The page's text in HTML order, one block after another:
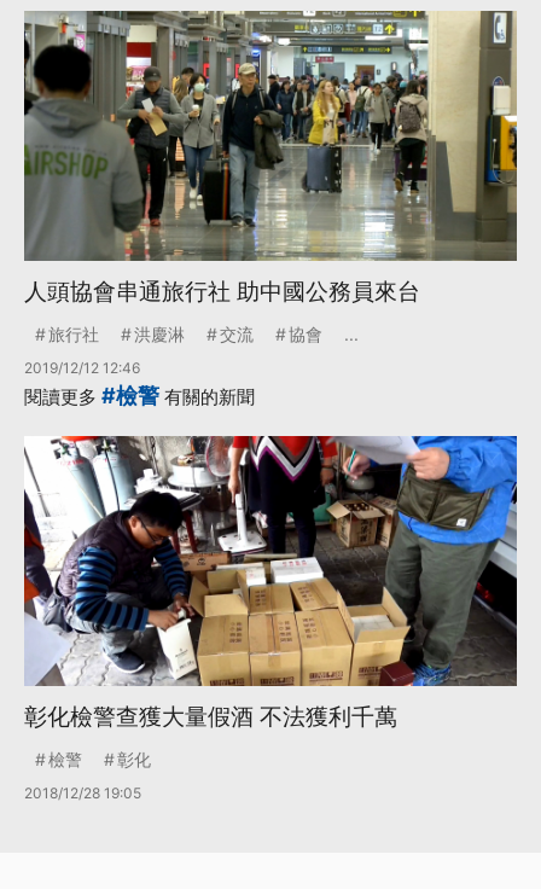
人頭協會串通旅行社 助中國公務員來台
旅行社 洪慶淋 交流 協會 ...
2019/12/12 12:46
閱讀更多 #檢警 有關的新聞
彰化檢警查獲大量假酒 不法獲利千萬
檢警 彰化
2018/12/28 19:05